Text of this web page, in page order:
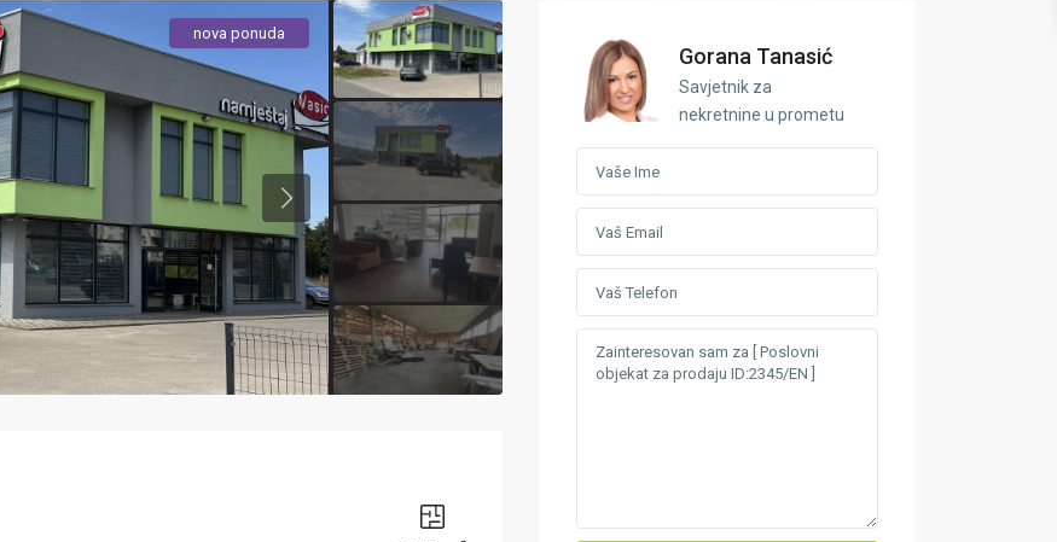
nova ponuda
Gorana Tanasić
Savjetnik za
nekretnine u prometu